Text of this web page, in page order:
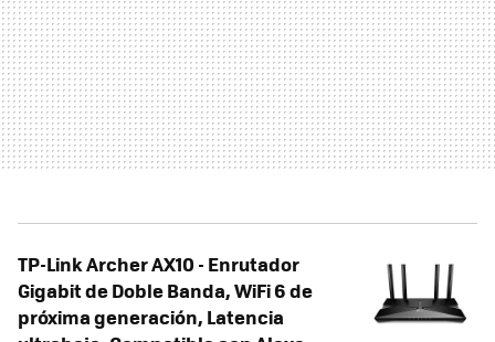
TP-Link Archer AX10 - Enrutador
Gigabit de Doble Banda, WiFi 6 de
próxima generación, Latencia